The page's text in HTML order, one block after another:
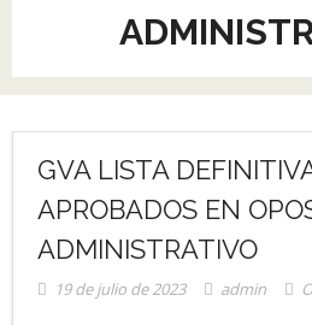
Aulacom
GVA LISTA
APROBADOS EN
ADMINISTRATIVO
19 de julio de 2023 admin